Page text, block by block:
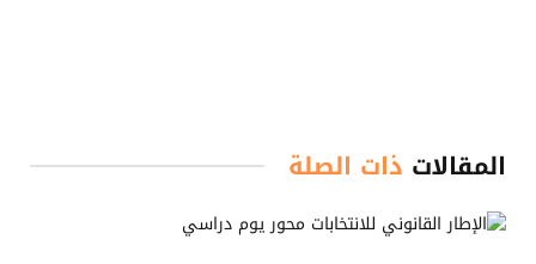
المقالات ذات الصلة